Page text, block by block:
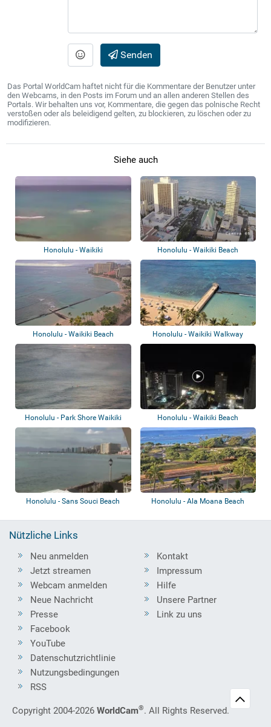
Senden
Das Portal WorldCam haftet nicht für die Kommentare der Benutzer unter
den Webcams, in den Posts im Forum und an allen anderen Stellen des
Portals. Wir behalten uns vor, Kommentare, die gegen das polnische Recht
verstoßen oder als beleidigend gelten, zu blockieren, zu löschen oder zu
modifizieren.
Siehe auch
Honolulu - Waikiki Honolulu - Waikiki Beach
Honolulu - Waikiki Beach Honolulu - Waikiki Walkway
Honolulu - Park Shore Waikiki Honolulu - Waikiki Beach
Honolulu - Sans Souci Beach Honolulu - Ala Moana Beach
Nützliche Links
Neu anmelden
Jetzt streamen
Webcam anmelden
Neue Nachricht
Presse
Kontakt
Impressum
Hilfe
Unsere Partner
Link zu uns
Facebook
YouTube
Datenschutzrichtlinie
Nutzungsbedingungen
RSS
Copyright 2004-2026 WorldCam®. All Rights Reserved.